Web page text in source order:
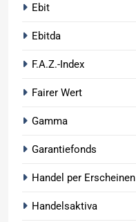
Ebit
Ebitda
F.A.Z.-Index
Fairer Wert
Gamma
Garantiefonds
Handel per Erscheinen
Handelsaktiva